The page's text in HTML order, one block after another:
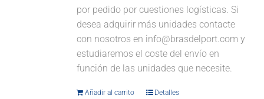
por pedido por cuestiones logísticas. Si
desea adquirir más unidades contacte
con nosotros en info@brasdelport.com y
estudiaremos el coste del envío en
función de las unidades que necesite.
Añadir al carrito Detalles